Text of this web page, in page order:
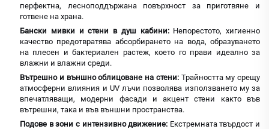
перфектна, лесноподдържана повърхност за приготвяне и
готвене на храна.
Бански мивки и стени в душ кабини: Непорестото, хигиенно
качество предотвратява абсорбирането на вода, образуването
на плесен и бактериален растеж, което го прави идеално за
влажни и влажни среди.
Вътрешно и външно облицоване на стени: Трайността му срещу
атмосферни влияния и UV лъчи позволява използването му за
впечатляващи, модерни фасади и акцент стени както във
вътрешни, така и във външни пространства.
Подове в зони с интензивно движение: Екстремната твърдост и